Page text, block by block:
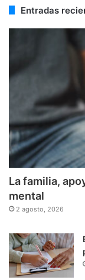
Entradas
La familia,
mental
2 agosto, 2026